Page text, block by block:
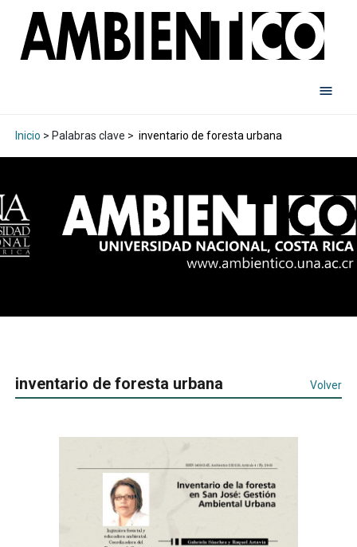
Inicio > Palabras clave > inventario de foresta urbana
inventario de foresta urbana Volver